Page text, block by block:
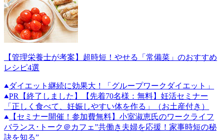
【管理栄養士が考案】超時短！やせる「常備菜」のおすすめ
レシピ4選
ダイエット継続に効果大！「グループワークダイエット」
PR
【終了しました】【先着70名様：無料】妊活セミナー
「正しく食べて、妊娠しやすい体を作る」（お土産付き）
【セミナー開催！参加費無料】小室淑恵氏のワークライフ
バランス･トーク＠カフェ”共働き夫婦を応援！家事時短の秘
訣を知る”